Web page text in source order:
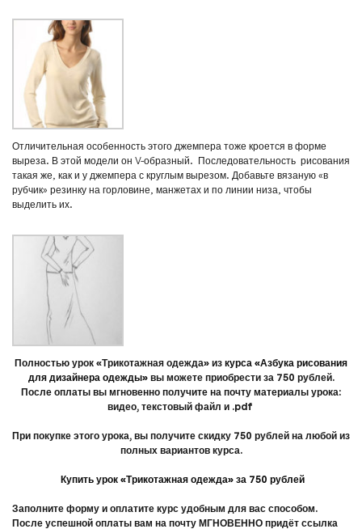
Отличительная особенность этого джемпера тоже кроется в форме
выреза. В этой модели он V-образный. Последовательность рисования
такая же, как и у джемпера с круглым вырезом. Добавьте вязаную «в
рубчик» резинку на горловине, манжетах и по линии низа, чтобы
выделить их.
Полностью урок «Трикотажная одежда» из курса «Азбука рисования
для дизайнера одежды»вы можете приобрести за 750 рублей.
После оплаты вы мгновенно получите на почту материалы урока:
видео, текстовый файл и .pdf
При покупке этого урока, вы получите скидку 750 рублей на любой из
полных вариантов курса.
Купить урок «Трикотажная одежда» за 750 рублей
Заполните форму и оплатите курс удобным для вас способом.
После успешной оплаты вам на почту МГНОВЕННО придёт ссылка